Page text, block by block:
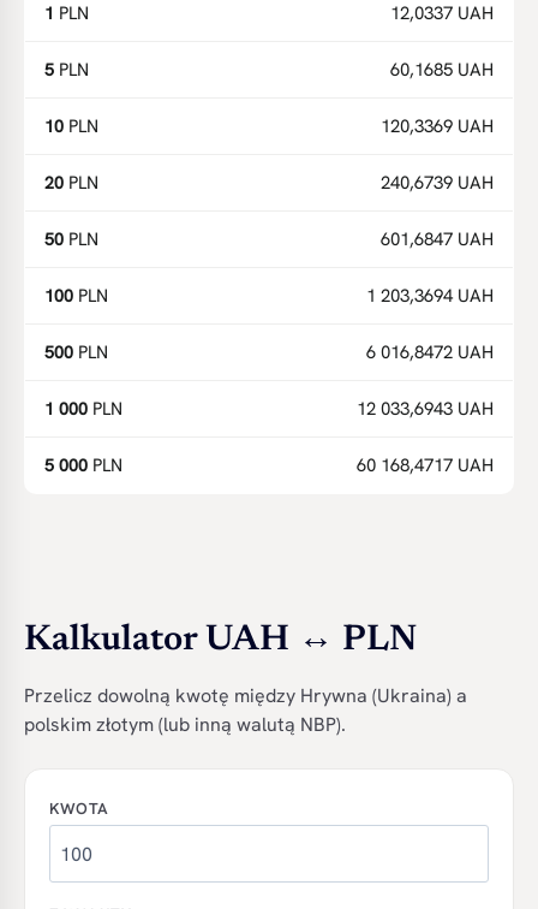
1 PLN 12,0337 UAH
5 PLN 60,1685 UAH
10 PLN 120,3369 UAH
20 PLN 240,6739 UAH
50 PLN 601,6847 UAH
100 PLN 1 203,3694 UAH
500 PLN 6 016,8472 UAH
1 000 PLN 12 033,6943 UAH
5 000 PLN 60 168,4717 UAH
Kalkulator UAH ↔ PLN
Przelicz dowolną kwotę między Hrywna (Ukraina) a
polskim złotym (lub inną walutą NBP).
KWOTA